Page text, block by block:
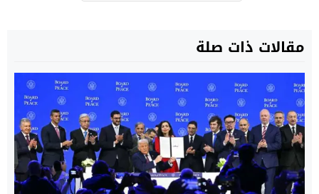
مقالات ذات صلة